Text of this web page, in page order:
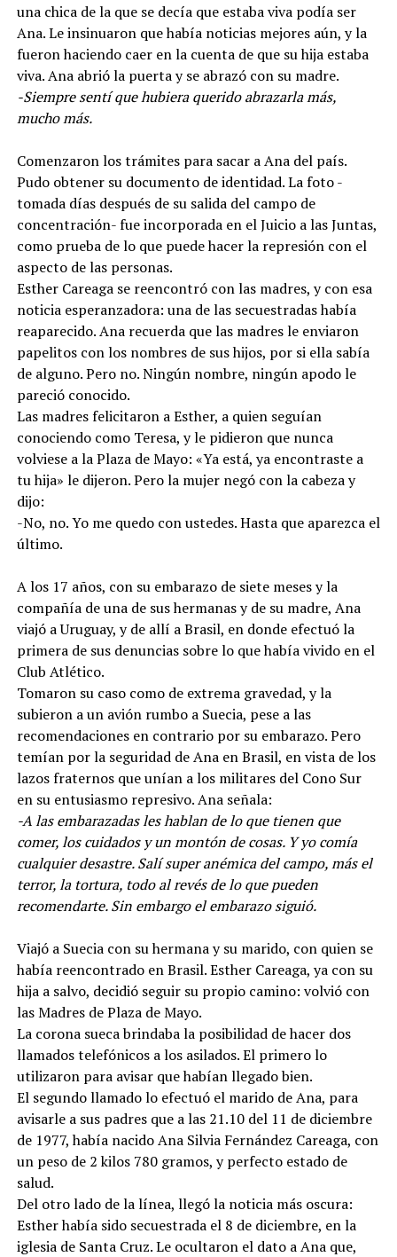
una chica de la que se decía que estaba viva podía ser
Ana. Le insinuaron que había noticias mejores aún, y la
fueron haciendo caer en la cuenta de que su hija estaba
viva. Ana abrió la puerta y se abrazó con su madre.
-Siempre sentí que hubiera querido abrazarla más,
mucho más.
Comenzaron los trámites para sacar a Ana del país.
Pudo obtener su documento de identidad. La foto -
tomada días después de su salida del campo de
concentración- fue incorporada en el Juicio a las Juntas,
como prueba de lo que puede hacer la represión con el
aspecto de las personas.
Esther Careaga se reencontró con las madres, y con esa
noticia esperanzadora: una de las secuestradas había
reaparecido. Ana recuerda que las madres le enviaron
papelitos con los nombres de sus hijos, por si ella sabía
de alguno. Pero no. Ningún nombre, ningún apodo le
pareció conocido.
Las madres felicitaron a Esther, a quien seguían
conociendo como Teresa, y le pidieron que nunca
volviese a la Plaza de Mayo: «Ya está, ya encontraste a
tu hija» le dijeron. Pero la mujer negó con la cabeza y
dijo:
-No, no. Yo me quedo con ustedes. Hasta que aparezca el
último.
A los 17 años, con su embarazo de siete meses y la
compañía de una de sus hermanas y de su madre, Ana
viajó a Uruguay, y de allí a Brasil, en donde efectuó la
primera de sus denuncias sobre lo que había vivido en el
Club Atlético.
Tomaron su caso como de extrema gravedad, y la
subieron a un avión rumbo a Suecia, pese a las
recomendaciones en contrario por su embarazo. Pero
temían por la seguridad de Ana en Brasil, en vista de los
lazos fraternos que unían a los militares del Cono Sur
en su entusiasmo represivo. Ana señala:
-A las embarazadas les hablan de lo que tienen que
comer, los cuidados y un montón de cosas. Y yo comía
cualquier desastre. Salí super anémica del campo, más el
terror, la tortura, todo al revés de lo que pueden
recomendarte. Sin embargo el embarazo siguió.
Viajó a Suecia con su hermana y su marido, con quien se
había reencontrado en Brasil. Esther Careaga, ya con su
hija a salvo, decidió seguir su propio camino: volvió con
las Madres de Plaza de Mayo.
La corona sueca brindaba la posibilidad de hacer dos
llamados telefónicos a los asilados. El primero lo
utilizaron para avisar que habían llegado bien.
El segundo llamado lo efectuó el marido de Ana, para
avisarle a sus padres que a las 21.10 del 11 de diciembre
de 1977, había nacido Ana Silvia Fernández Careaga, con
un peso de 2 kilos 780 gramos, y perfecto estado de
salud.
Del otro lado de la línea, llegó la noticia más oscura:
Esther había sido secuestrada el 8 de diciembre, en la
iglesia de Santa Cruz. Le ocultaron el dato a Ana que,